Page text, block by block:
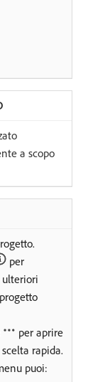
a scopo
per
ulteriori
per aprire
rapida.
puoi: